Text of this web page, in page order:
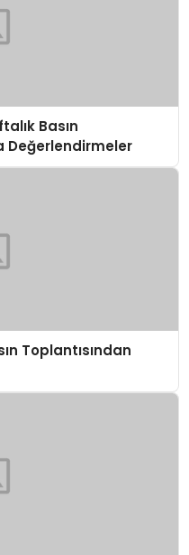
Basın
Değerlendirmeler
Toplantısından